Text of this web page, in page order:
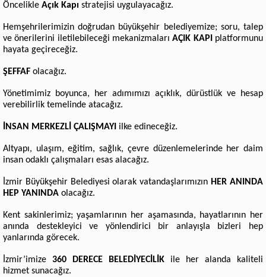
Öncelikle Açık Kapı stratejisi uygulayacağız.
Hemşehrilerimizin doğrudan büyükşehir belediyemize; soru, talep
ve önerilerini iletilebileceği mekanizmalarıAÇIK KAPI
platformunu
hayata geçireceğiz.
ŞEFFAF olacağız.
Yönetimimiz boyunca, her adımımızı açıklık, dürüstlük ve hesap
verebilirlik temelinde atacağız.
İNSAN MERKEZLİ ÇALIŞMAYI ilke edineceğiz.
Altyapı, ulaşım, eğitim, sağlık, çevre düzenlemelerinde her daim
insan odaklı çalışmaları esas alacağız.
İzmir Büyükşehir Belediyesi olarak vatandaşlarımızın HER ANINDA
HEP YANINDA olacağız.
Kent sakinlerimiz; yaşamlarının her aşamasında, hayatlarının her
anında destekleyici ve yönlendirici bir anlayışla bizleri hep
yanlarında görecek.
İzmir’imize 360 DERECE BELEDİYECİLİK ile her alanda kaliteli
hizmet sunacağız.